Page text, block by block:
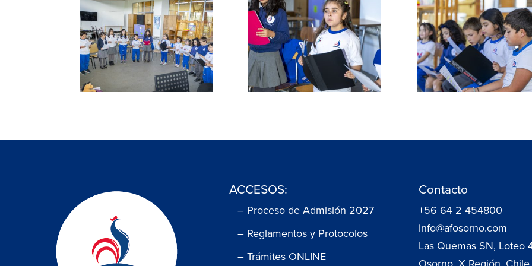
ACCESOS:
– Proceso de Admisión 2027
– Reglamentos y Protocolos
– Trámites ONLINE
Contacto
+56 64 2 454800
info@afosorno.com
Las Quemas SN, Loteo